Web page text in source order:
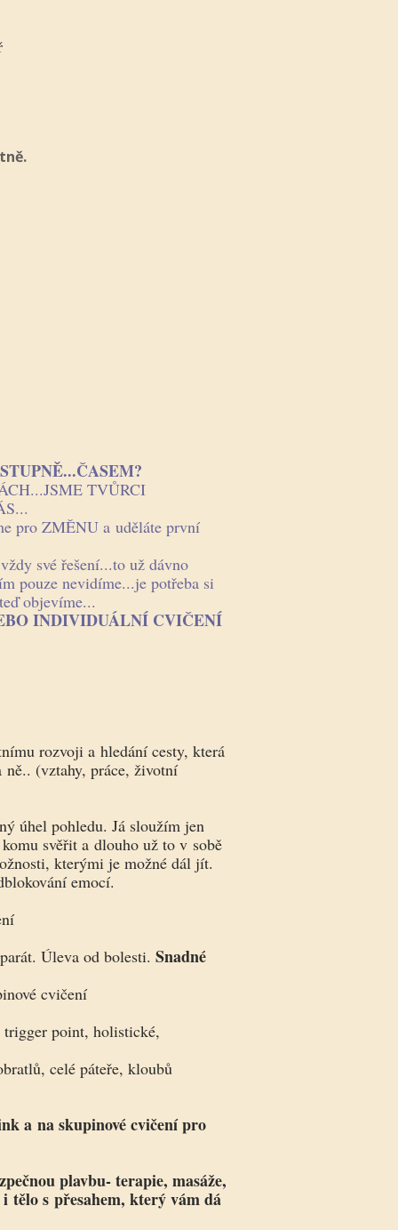
TVŮRCI
pro ZMĚNU a uděláte první
své řešení...to už dávno
pouze nevidíme...je potřeba si
objevíme...
INDIVIDUÁLNÍ CVIČENÍ
rozvoji a hledání cesty, která
ně.. (vztahy, práce, životní
úhel pohledu. Já sloužím jen
svěřit a dlouho už to v sobě
kterými je možné dál jít.
emocí.
Úleva od bolesti.Snadné
cvičení
point, holistické,
celé páteře, kloubů
a na skupinové cvičení pro
plavbu- terapie, masáže,
tělo s přesahem, který vám dá